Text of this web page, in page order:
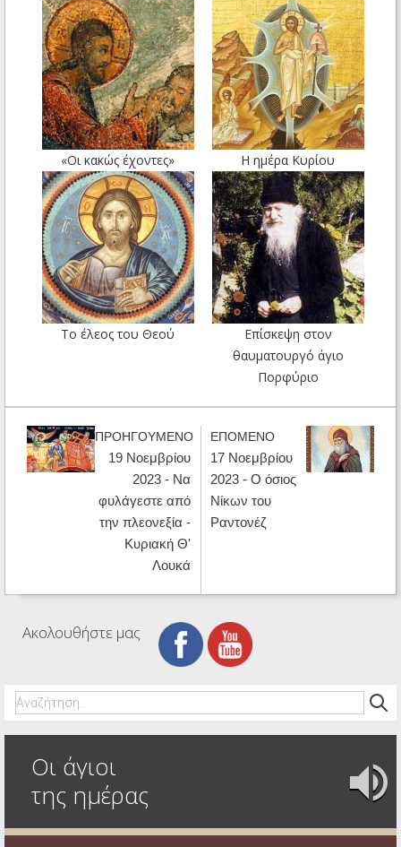
«Οι κακώς έχοντες» Η ημέρα Κυρίου
Το έλεος του Θεού
Επίσκεψη στον
θαυματουργό άγιο
Πορφύριο
ΠΡΟΗΓΟΥΜΕΝΟ
19 Νοεμβρίου
2023 - Να
φυλάγεστε από
την πλεονεξία -
Κυριακή Θ'
Λουκά
ΕΠΟΜΕΝΟ
17 Νοεμβρίου
2023 - Ο όσιος
Νίκων του
Ραντονέζ
Ακολουθήστε μας
Οι άγιοι
της ημέρας